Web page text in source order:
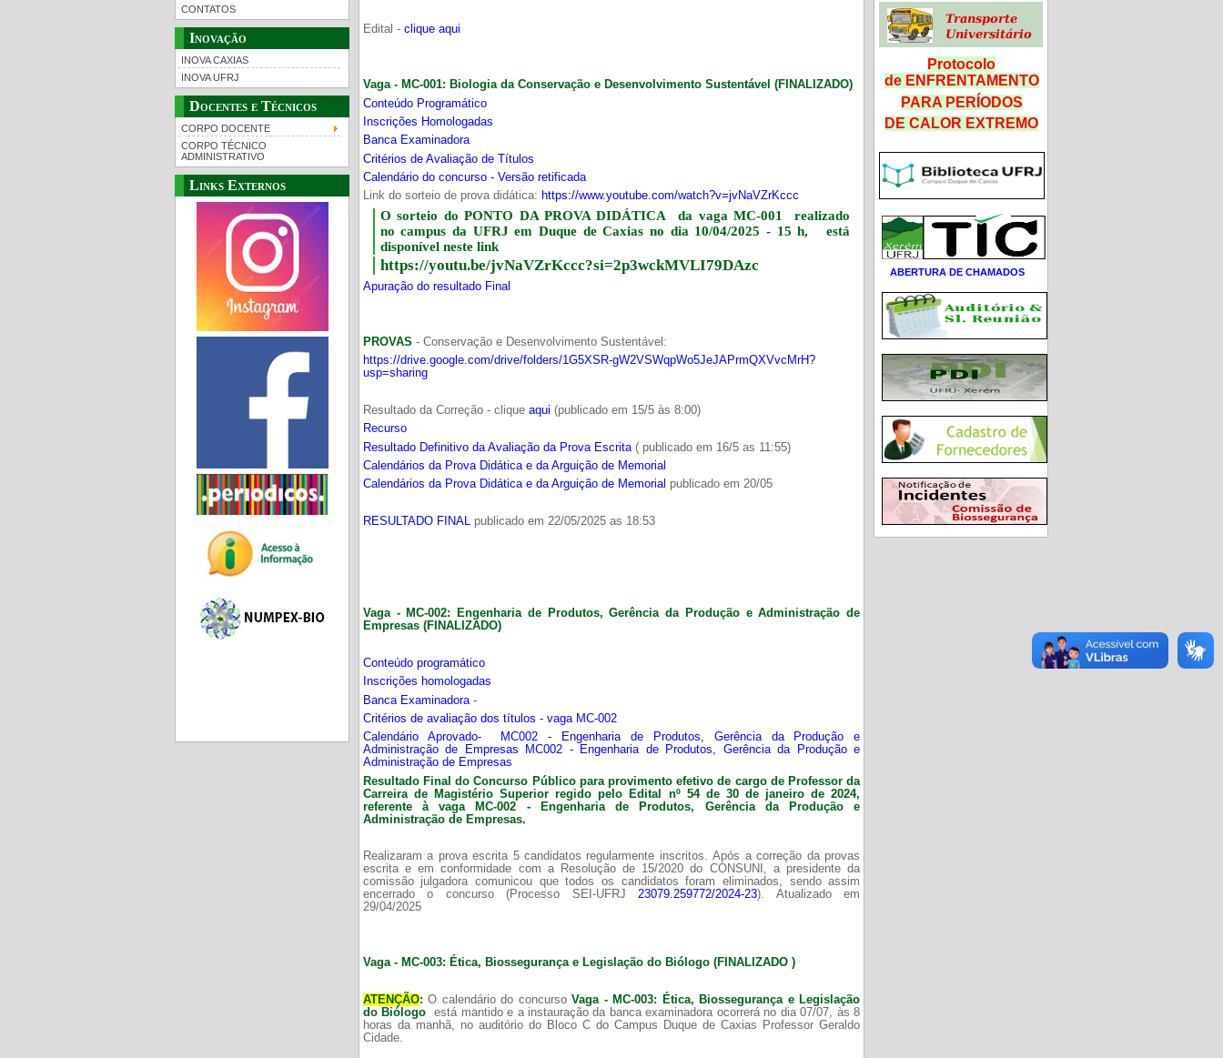
CONTATOS
Inovação
INOVA CAXIAS
INOVA UFRJ
Docentes e Técnicos
CORPO DOCENTE
CORPO TÉCNICO
ADMINISTRATIVO
Links Externos
Edital - clique aqui
Vaga - MC-001: Biologia da Conservação e Desenvolvimento Sustentável (FINALIZADO)
Conteúdo Programático
Inscrições Homologadas
Banca Examinadora
Critérios de Avaliação de Títulos
Calendário do concurso - Versão retificada
Link do sorteio de prova didática: https://www.youtube.com/watch?v=jvNaVZrKccc
O sorteio do PONTO DA PROVA DIDÁTICA da vaga MC-001 realizado
no campus da UFRJ em Duque de Caxias no dia 10/04/2025 - 15 h, está
disponível neste link
https://youtu.be/jvNaVZrKccc?si=2p3wckMVLI79DAzc
Apuração do resultado Final
PROVAS - Conservação e Desenvolvimento Sustentável:
https://drive.google.com/drive/folders/1G5XSR-gW2VSWqpWo5JeJAPrmQXVvcMrH?
usp=sharing
Resultado da Correção - clique aqui (publicado em 15/5 às 8:00)
Recurso
Resultado Definitivo da Avaliação da Prova Escrita( publicado em 16/5 as 11:55)
Calendários da Prova Didática e da Arguição de Memorial
Calendários da Prova Didática e da Arguição de Memorial publicado em 20/05
RESULTADO FINAL publicado em 22/05/2025 as 18:53
Vaga - MC-002: Engenharia de Produtos, Gerência da Produção e Administração de
Empresas (FINALIZADO)
Conteúdo programático
Inscrições homologadas
Banca Examinadora -
Critérios de avaliação dos títulos - vaga MC-002
Calendário Aprovado- MC002 - Engenharia de Produtos, Gerência da Produção e
Administração de Empresas MC002 - Engenharia de Produtos, Gerência da Produção e
Administração de Empresas
Resultado Final do Concurso Público para provimento efetivo de cargo de Professor da
Carreira de
Magistério Superior regido pelo Edital nº 54 de 30 de janeiro de 2024,
referente à vaga MC-002 -
Engenharia de Produtos, Gerência da Produção e
Administração de Empresas.
Realizaram a prova escrita 5 candidatos regularmente inscritos. Após a correção da provas
escrita e em conformidade com a Resolução de 15/2020 do CONSUNI, a presidente da
comissão julgadora comunicou que todos os candidatos foram eliminados, sendo assim
encerrado o concurso (Processo SEI-UFRJ23079.259772/2024-23). Atualizado em
29/04/2025
Vaga - MC-003: Ética, Biossegurança e Legislação do Biólogo (FINALIZADO )
ATENÇÃO: O calendário do concursoVaga - MC-003: Ética, Biossegurança e Legislação
do Biólogo
está mantido e a instauração da banca examinadora ocorrerá no dia 07/07, às 8
horas da manhã, no auditório do Bloco C do Campus Duque de Caxias Professor Geraldo
Cidade.
Protocolo
de ENFRENTAMENTO
PARA PERÍODOS
DE CALOR EXTREMO
ABERTURA DE CHAMADOS